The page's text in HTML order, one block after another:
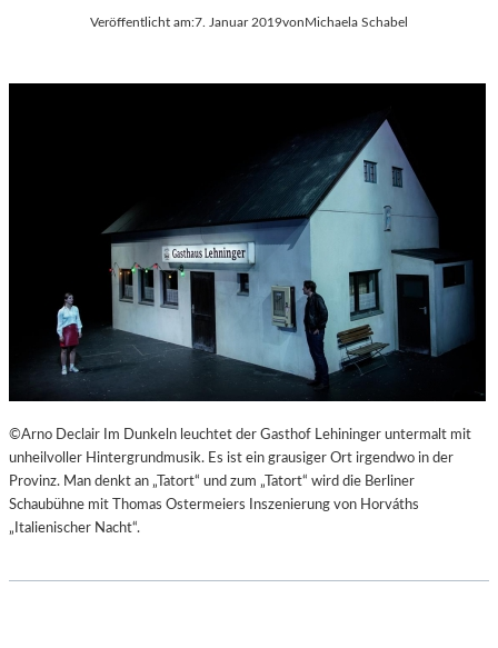
Veröffentlicht am:7. Januar 2019von Michaela Schabel
©Arno Declair Im Dunkeln leuchtet der Gasthof Lehininger untermalt mit
unheilvoller Hintergrundmusik. Es ist ein grausiger Ort irgendwo in der
Provinz. Man denkt an „Tatort“ und zum „Tatort“ wird die Berliner
Schaubühne mit Thomas Ostermeiers Inszenierung von Horváths
„Italienischer Nacht“.